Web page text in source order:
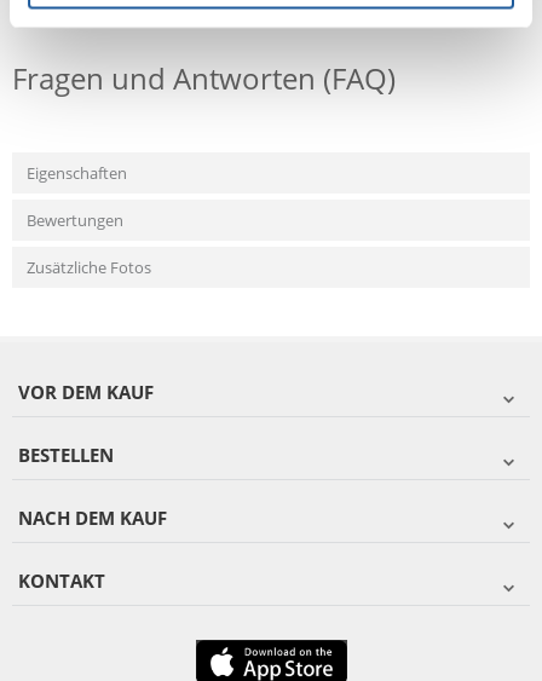
Fragen und Antworten (FAQ)
Eigenschaften
Bewertungen
Zusätzliche Fotos
VOR DEM KAUF
BESTELLEN
NACH DEM KAUF
KONTAKT